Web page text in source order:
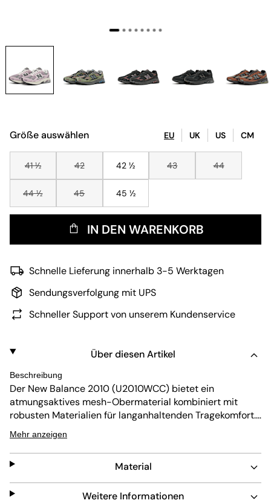
Größe auswählen EU UK US CM
41 ½ 42 42 ½ 43 44
44 ½ 45 45 ½
IN DEN WARENKORB
Schnelle Lieferung innerhalb 3-5 Werktagen
Sendungsverfolgung mit UPS
Schneller Support von unserem Kundenservice
Über diesen Artikel
Beschreibung
Der New Balance 2010 (U2010WCC) bietet ein
atmungsaktives mesh-Obermaterial kombiniert mit
robusten Materialien für langanhaltenden Tragekomfort.
Das niedrig geschnittene Design sorgt für
Bewegungsfreiheit. Der Schuh hat eine stoßdämpfende
Einlegesohle und Außensohle für Komfort und Schutz.
Reflektierende Details erhöhen die Sichtbarkeit,
während die abriebfeste Außensohle für guten Grip und
einfache Pflege sorgt.
Mehr anzeigen
Material
Weitere Informationen